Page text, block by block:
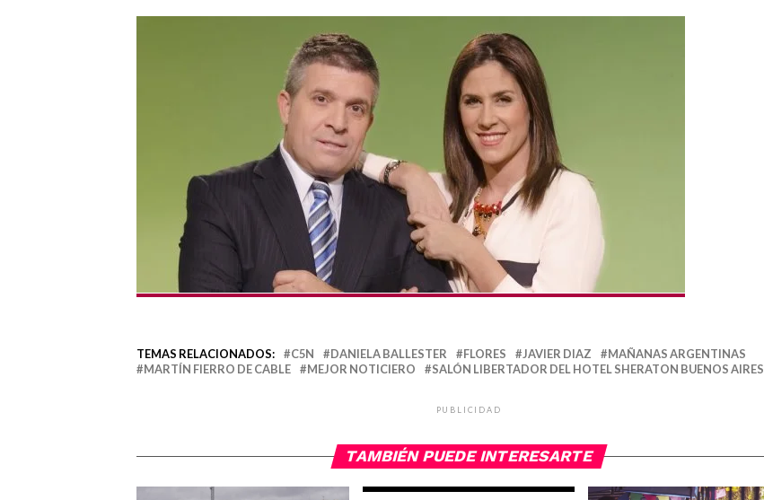
TEMAS RELACIONADOS: C5N DANIELA BALLESTER FLORES JAVIER DIAZ
MAÑANAS ARGENTINAS
MARTÍN FIERRO DE CABLE
MEJOR NOTICIERO SALÓN LIBERTADOR DEL HOTEL SHERATON BUENOS AIRES
PUBLICIDAD
TAMBIÉN PUEDE INTERESARTE